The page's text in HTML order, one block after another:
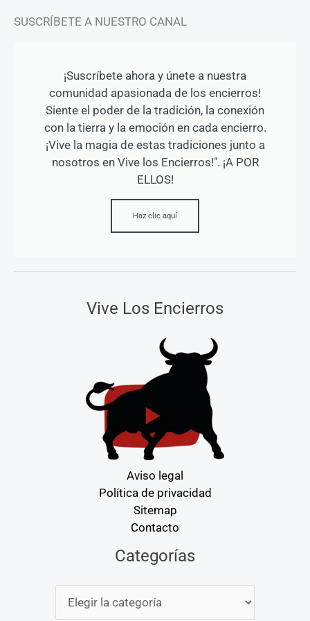
SUSCRÍBETE A NUESTRO CANAL
¡Suscríbete ahora y únete a nuestra
comunidad apasionada de los encierros!
Siente el poder de la tradición, la conexión
con la tierra y la emoción en cada encierro.
¡Vive la magia de estas tradiciones junto a
nosotros en Vive los Encierros!". ¡A POR
ELLOS!
Haz clic aquí
Vive Los Encierros
Aviso legal
Política de privacidad
Sitemap
Contacto
Categorías